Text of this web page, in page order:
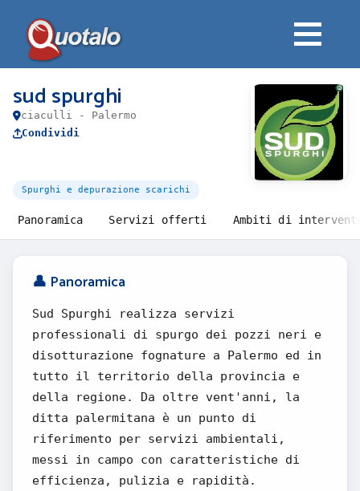
sud spurghi
ciaculli - Palermo
Condividi
Spurghi e depurazione scarichi
Panoramica Servizi offerti Ambiti di
👤 Panoramica
Sud Spurghi realizza servizi
professionali di spurgo dei pozzi neri e
disotturazione fognature a Palermo ed in
tutto il territorio della provincia e
della regione. Da oltre vent'anni, la
ditta palermitana è un punto di
riferimento per servizi ambientali,
messi in campo con caratteristiche di
efficienza, pulizia e rapidità.